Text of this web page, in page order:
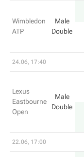
Wimbledon
ATP
Male
Double
24.06, 17:40
Lexus
Eastbourne
Open
Male
Double
22.06, 17:00